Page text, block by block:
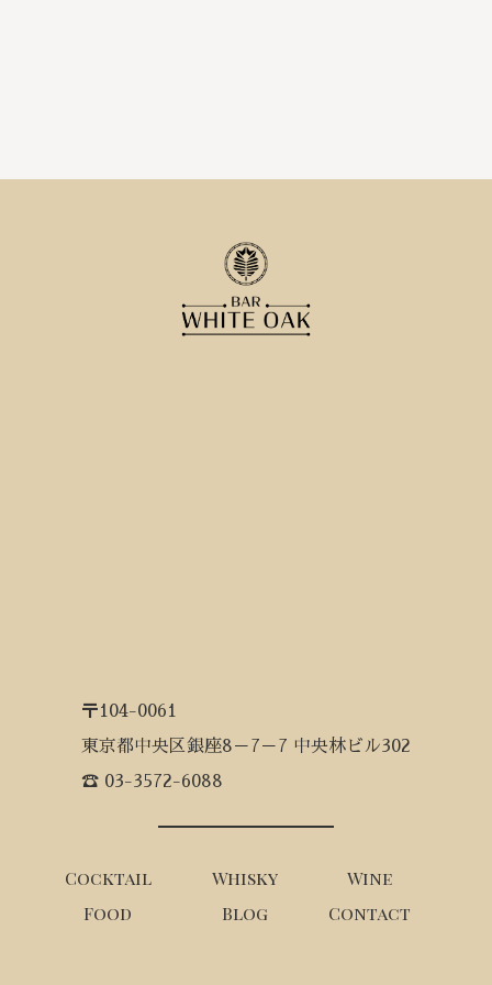
〒104-0061
東京都中央区銀座8－7－7 中央林ビル302
☎ 03-3572-6088
Cocktail Whisky
Wine
Food
Blog Contact